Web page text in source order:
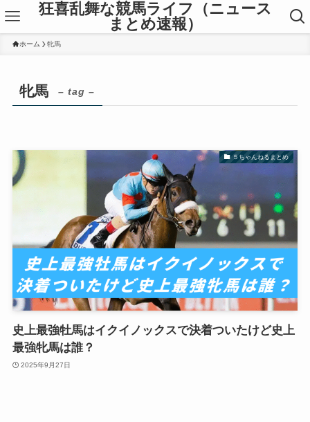
狂喜乱舞な競馬ライフ（ニュース
まとめ速報）
ホーム 牝馬
牝馬 – tag –
５ちゃんねるまとめ
史上最強牡馬はイクイノックスで決着ついたけど史上
最強牝馬は誰？
2025年9月27日